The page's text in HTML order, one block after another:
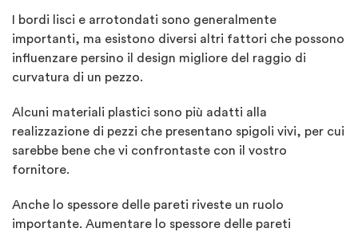
I bordi lisci e arrotondati sono generalmente
importanti, ma esistono diversi altri fattori che possono
influenzare persino il design migliore del raggio di
curvatura di un pezzo.
Alcuni materiali plastici sono più adatti alla
realizzazione di pezzi che presentano spigoli vivi, per cui
sarebbe bene che vi confrontaste con il vostro
fornitore.
Anche lo spessore delle pareti riveste un ruolo
importante. Aumentare lo spessore delle pareti